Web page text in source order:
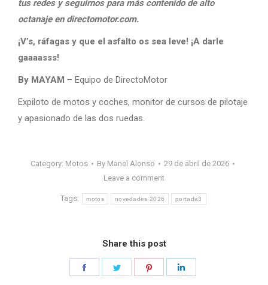
tus redes y seguirnos para más contenido de alto
octanaje en directomotor.com.
¡V’s, ráfagas y que el asfalto os sea leve! ¡A darle
gaaaasss!
By MAYAM – Equipo de DirectoMotor
Expiloto de motos y coches, monitor de cursos de pilotaje
y apasionado de las dos ruedas.
Category: Motos By Manel Alonso
29 de abril de 2026
Leave a comment
Tags: motos novedades 2026 portada3
Share this post